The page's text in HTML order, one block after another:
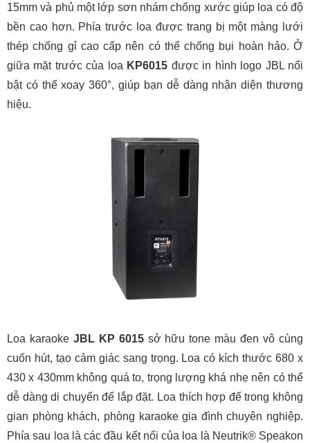
15mm và phủ một lớp sơn nhám chống xước giúp loa có độ
bền cao hơn. Phía trước loa được trang bị một màng lưới
thép chống gỉ cao cấp nên có thể chống bụi hoàn hảo. Ở
giữa mặt trước của loa KP6015 được in hình logo JBL nổi
bật có thể xoay 360°, giúp bạn dễ dàng nhận diện thương
hiệu.
Loa karaoke JBL KP 6015sở hữu tone màu đen vô cùng
cuốn hút, tạo cảm giác sang trọng. Loa có kích thước 680 x
430 x 430mm không quá to, trọng lượng khá nhẹ nên có thể
dễ dàng di chuyển để lắp đặt. Loa thích hợp để trong không
gian phòng khách, phòng karaoke gia đình chuyên nghiệp.
Phía sau loa là các đầu kết nối của loa là Neutrik® Speakon